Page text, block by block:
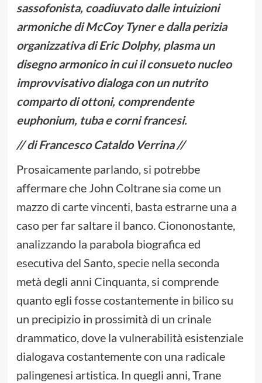
sassofonista, coadiuvato dalle intuizioni
armoniche di McCoy Tyner e dalla perizia
organizzativa di Eric Dolphy, plasma un
disegno armonico in cui il consueto nucleo
improvvisativo dialoga con un nutrito
comparto di ottoni, comprendente
euphonium, tuba e corni francesi.
// di Francesco Cataldo Verrina //
Prosaicamente parlando, si potrebbe
affermare che John Coltrane sia come un
mazzo di carte vincenti, basta estrarne una a
caso per far saltare il banco. Ciononostante,
analizzando la parabola biografica ed
esecutiva del Santo, specie nella seconda
metà degli anni Cinquanta, si comprende
quanto egli fosse costantemente in bilico su
un precipizio in prossimità di un crinale
drammatico, dove la vulnerabilità esistenziale
dialogava costantemente con una radicale
palingenesi artistica. In quegli anni, Trane